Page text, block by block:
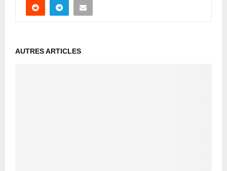
AUTRES ARTICLES